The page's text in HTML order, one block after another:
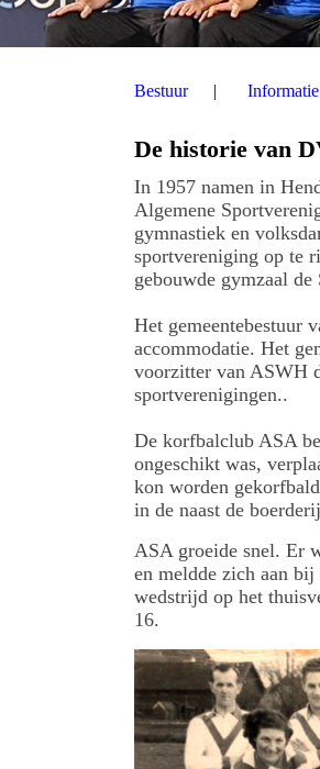
Bestuur Informatie
De historie van
In 1957 namen in
Algemene
gymnastiek en
sportvereniging op te
gebouwde gymzaal de
Het gemeentebestuur
accommodatie. Het
voorzitter van ASWH
sportverenigingen..
De korfbalclub ASA
ongeschikt was,
kon worden
in de naast de
ASA groeide snel. Er
en meldde zich aan
wedstrijd op het
16.